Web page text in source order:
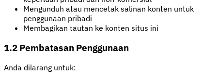
Mengunduh atau mencetak salinan konten untuk
penggunaan pribadi
Membagikan tautan ke konten situs ini
1.2 Pembatasan Penggunaan
Anda dilarang untuk: